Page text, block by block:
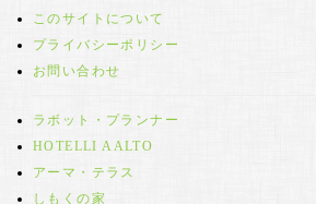
このサイトについて
プライバシーポリシー
お問い合わせ
ラボット・プランナー
HOTELLI AALTO
アーマ・テラス
しもくの家